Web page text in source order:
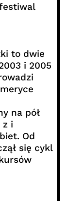
to dwie
i 2005
na pół
z i
Od
się cykl